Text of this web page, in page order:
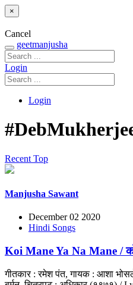
×
Cancel
geetmanjusha
Login
Login
Recent Top
Manjusha Sawant
December 02 2020
Hindi Songs
Koi Mane Ya Na Mane /
गीतकार : रमेश पंत, गायक : आशा